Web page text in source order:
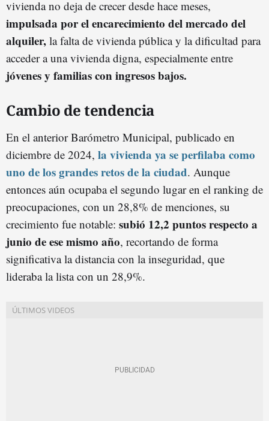
vivienda no deja de crecer desde hace meses,
impulsada por el encarecimiento del mercado del
alquiler, la falta de vivienda pública y la dificultad para
acceder a una vivienda digna, especialmente entre
jóvenes y familias con ingresos bajos.
Cambio de tendencia
En el anterior Barómetro Municipal, publicado en
diciembre de 2024, la vivienda ya se perfilaba como
uno de los grandes retos de la ciudad. Aunque
entonces aún ocupaba el segundo lugar en el ranking de
preocupaciones, con un 28,8% de menciones, su
crecimiento fue notable: subió 12,2 puntos respecto a
junio de ese mismo año, recortando de forma
significativa la distancia con la inseguridad, que
lideraba la lista con un 28,9%.